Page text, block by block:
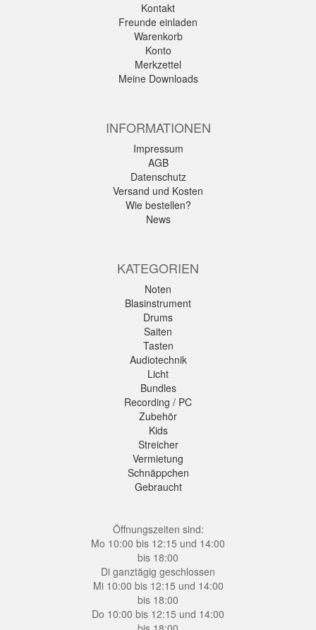
Kontakt
Freunde einladen
Warenkorb
Konto
Merkzettel
Meine Downloads
INFORMATIONEN
Impressum
AGB
Datenschutz
Versand und Kosten
Wie bestellen?
News
KATEGORIEN
Noten
Blasinstrument
Drums
Saiten
Tasten
Audiotechnik
Licht
Bundles
Recording / PC
Zubehör
Kids
Streicher
Vermietung
Schnäppchen
Gebraucht
Öffnungszeiten sind:
Mo 10:00 bis 12:15 und 14:00
bis 18:00
Di ganztägig geschlossen
Mi 10:00 bis 12:15 und 14:00
bis 18:00
Do 10:00 bis 12:15 und 14:00